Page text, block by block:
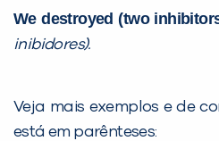
We destroyed (two
inibidores).
Veja mais exemplos e de
está em parênteses: